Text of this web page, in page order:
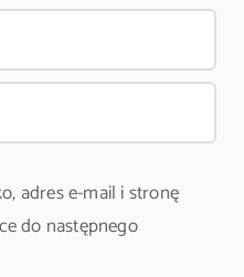
adres e-mail i stronę
do następnego